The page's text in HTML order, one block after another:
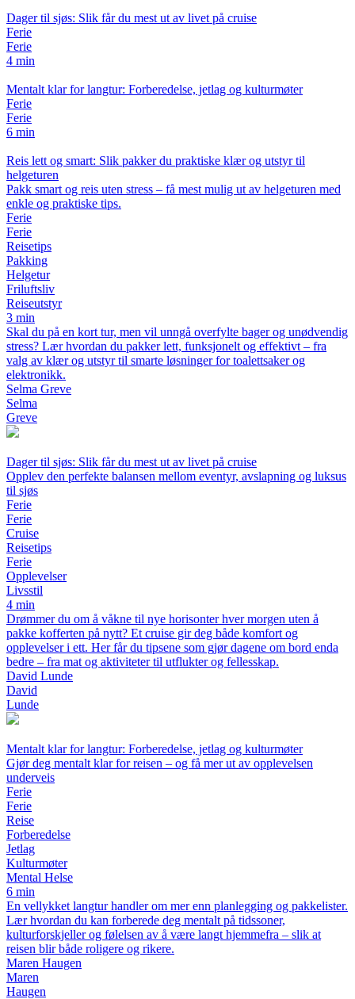
Dager til sjøs: Slik får du mest ut av livet på cruise
Ferie
Ferie
4 min
Mentalt klar for langtur: Forberedelse, jetlag og kulturmøter
Ferie
Ferie
6 min
Reis lett og smart: Slik pakker du praktiske klær og utstyr til
helgeturen
Pakk smart og reis uten stress – få mest mulig ut av helgeturen med
enkle og praktiske tips.
Ferie
Ferie
Reisetips
Pakking
Helgetur
Friluftsliv
Reiseutstyr
3 min
Skal du på en kort tur, men vil unngå overfylte bager og unødvendig
stress? Lær hvordan du pakker lett, funksjonelt og effektivt – fra
valg av klær og utstyr til smarte løsninger for toalettsaker og
elektronikk.
Selma Greve
Selma
Greve
Dager til sjøs: Slik får du mest ut av livet på cruise
Opplev den perfekte balansen mellom eventyr, avslapning og luksus
til sjøs
Ferie
Ferie
Cruise
Reisetips
Ferie
Opplevelser
Livsstil
4 min
Drømmer du om å våkne til nye horisonter hver morgen uten å
pakke kofferten på nytt? Et cruise gir deg både komfort og
opplevelser i ett. Her får du tipsene som gjør dagene om bord enda
bedre – fra mat og aktiviteter til utflukter og fellesskap.
David Lunde
David
Lunde
Mentalt klar for langtur: Forberedelse, jetlag og kulturmøter
Gjør deg mentalt klar for reisen – og få mer ut av opplevelsen
underveis
Ferie
Ferie
Reise
Forberedelse
Jetlag
Kulturmøter
Mental Helse
6 min
En vellykket langtur handler om mer enn planlegging og pakkelister.
Lær hvordan du kan forberede deg mentalt på tidssoner,
kulturforskjeller og følelsen av å være langt hjemmefra – slik at
reisen blir både roligere og rikere.
Maren Haugen
Maren
Haugen